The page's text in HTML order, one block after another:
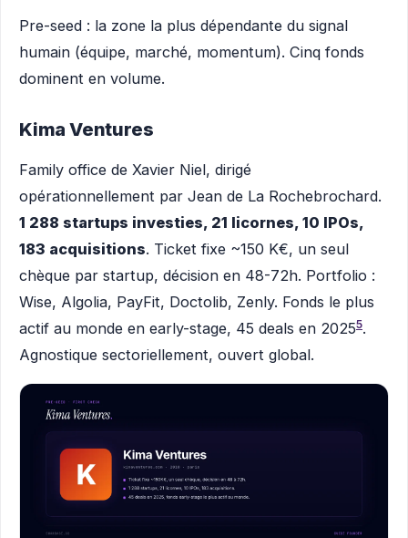
Pre-seed : la zone la plus dépendante du signal
humain (équipe, marché, momentum). Cinq fonds
dominent en volume.
Kima Ventures
Family office de Xavier Niel, dirigé
opérationnellement par Jean de La Rochebrochard.
1 288 startups investies, 21 licornes, 10 IPOs,
183 acquisitions. Ticket fixe ~150 K€, un seul
chèque par startup, décision en 48-72h. Portfolio :
Wise, Algolia, PayFit, Doctolib, Zenly. Fonds le plus
actif au monde en early-stage, 45 deals en 20255.
Agnostique sectoriellement, ouvert global.